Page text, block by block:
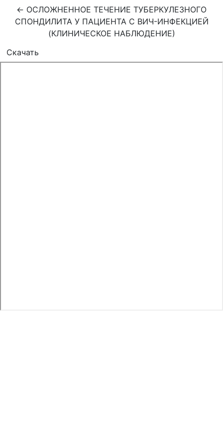
← Вернуться к Подробностям о статье
ОСЛОЖНЕННОЕ ТЕЧЕНИЕ ТУБЕРКУЛЕЗНОГО
СПОНДИЛИТА У ПАЦИЕНТА С ВИЧ-ИНФЕКЦИЕЙ
(КЛИНИЧЕСКОЕ НАБЛЮДЕНИЕ)
Скачать